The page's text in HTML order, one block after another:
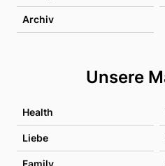
Archiv
Unsere
Health
Liebe
Family